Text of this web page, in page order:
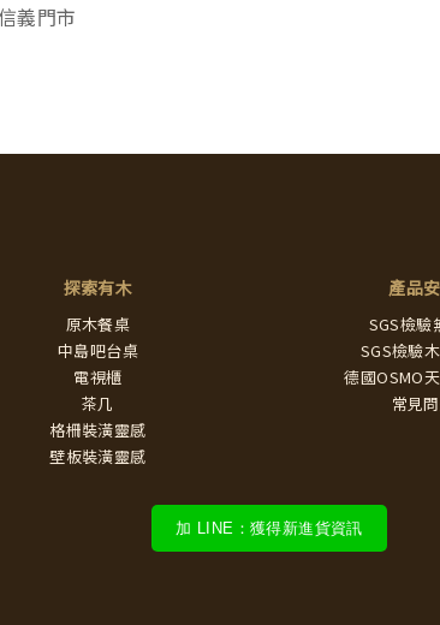
探索有木
原木餐桌
中島吧台桌
電視櫃
茶几
格柵裝潢靈感
壁板裝潢靈感
產品
SGS檢驗
SGS檢驗
德國OSMO
常見
加 LINE：獲得新進貨資訊